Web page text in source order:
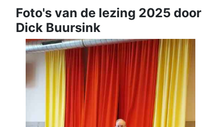
Foto's van de lezing 2025 door
Dick Buursink